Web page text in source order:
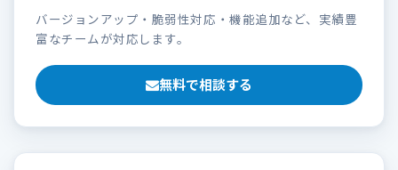
バージョンアップ・脆弱性対応・機能追加など、実績豊
富なチームが対応します。
無料で相談する